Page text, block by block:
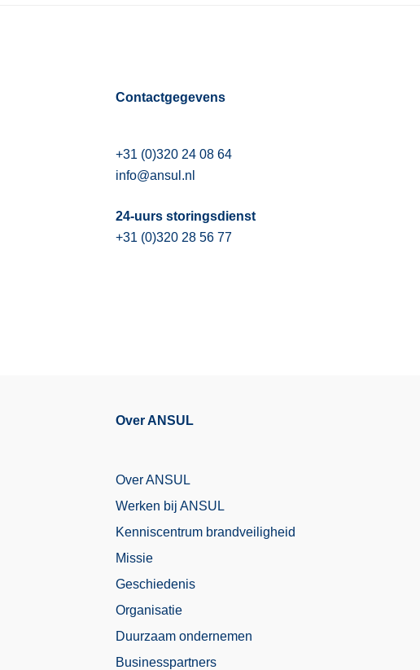
Contactgegevens
+31 (0)320 24 08 64
info@ansul.nl
24-uurs storingsdienst
+31 (0)320 28 56 77
Over ANSUL
Over ANSUL
Werken bij ANSUL
Kenniscentrum brandveiligheid
Missie
Geschiedenis
Organisatie
Duurzaam ondernemen
Businesspartners